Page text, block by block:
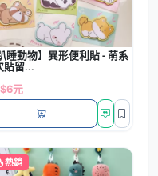
睡動物】異形便利貼 - 萌系
貼留...
元
熱銷